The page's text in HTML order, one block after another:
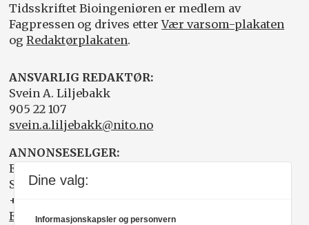
Tidsskriftet Bioingeniøren er medlem av
Fagpressen og drives etterVær varsom-plakaten
ogRedaktørplakaten.
ANSVARLIG REDAKTØR:
Svein A. Liljebakk
905 22 107
svein.a.liljebakk@nito.no
ANNONSESELGER:
Elisabeth R. Wåde
Salgsfabrikken
+47 919 03 208
Elisabeth@salgsfabrikken.no
Dine valg:
Informasjonskapsler og personvern